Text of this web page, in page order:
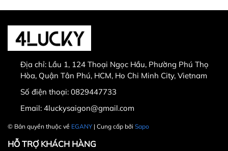
Sản phẩm bị lỗi từ nhà sản xuất
Hư hỏng trong quá trình vận chuyển
30.000 VNĐ
Địa chỉ: Lầu 1, 124 Thoại Ngọc Hầu, Phường Phú Thọ
Hòa, Quận Tân Phú, HCM, Ho Chi Minh City, Vietnam
Số điện thoại: 0829447733
Email: 4luckysaigon@gmail.com
© Bản quyền thuộc về EGANY| Cung cấp bởi Sapo
HỖ TRỢ KHÁCH HÀNG